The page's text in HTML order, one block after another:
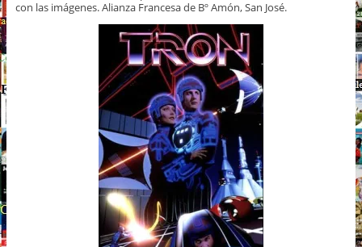
con las imágenes. Alianza Francesa de Bº Amón, San José.